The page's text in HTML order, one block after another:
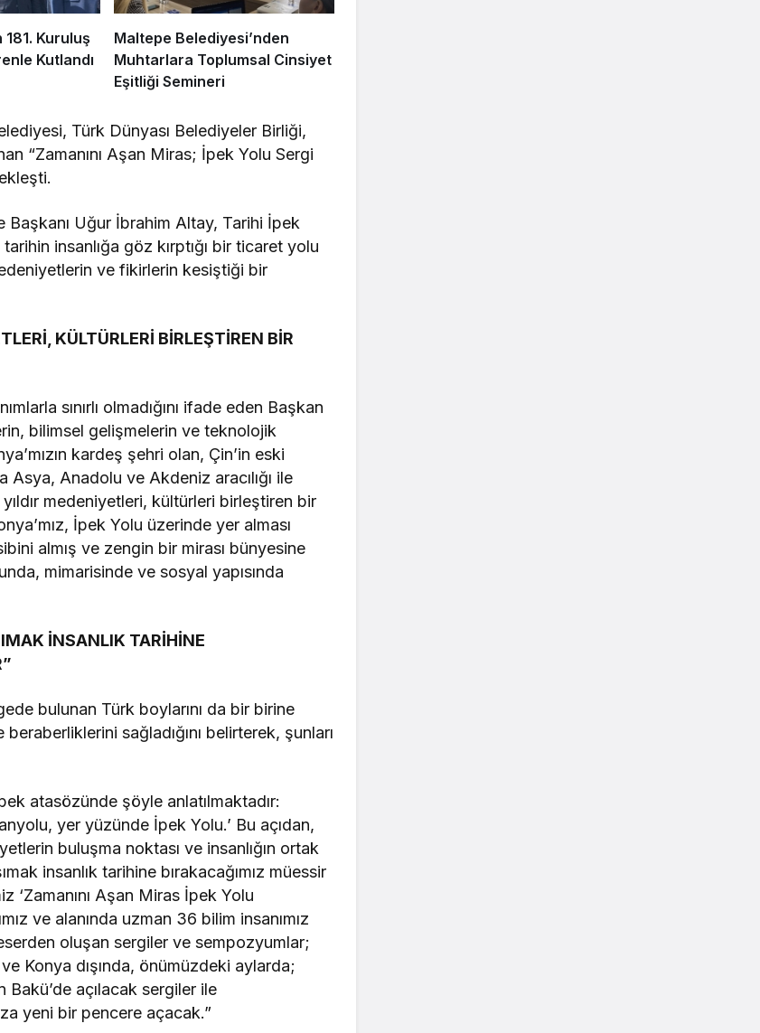
181. Kuruluş
Kutlandı
Maltepe Belediyesi’nden
Muhtarlara Toplumsal Cinsiyet
Eşitliği Semineri
Türk Dünyası Belediyeler Birliği,
“Zamanını Aşan Miras; İpek Yolu Sergi
Uğur İbrahim Altay, Tarihi İpek
insanlığa göz kırptığı bir ticaret yolu
ve fikirlerin kesiştiği bir
KÜLTÜRLERİ BİRLEŞTİREN BİR
sınırlı olmadığını ifade eden Başkan
bilimsel gelişmelerin ve teknolojik
kardeş şehri olan, Çin’in eski
Anadolu ve Akdeniz aracılığı ile
medeniyetleri, kültürleri birleştiren bir
İpek Yolu üzerinde yer alması
almış ve zengin bir mirası bünyesine
mimarisinde ve sosyal yapısında
İNSANLIK TARİHİNE
bulunan Türk boylarını da bir birine
sağladığını belirterek, şunları
atasözünde şöyle anlatılmaktadır:
yer yüzünde İpek Yolu.’ Bu açıdan,
buluşma noktası ve insanlığın ortak
insanlık tarihine bırakacağımız müessir
Aşan Miras İpek Yolu
ve alanında uzman 36 bilim insanımız
oluşan sergiler ve sempozyumlar;
Konya dışında, önümüzdeki aylarda;
açılacak sergiler ile
yeni bir pencere açacak.”